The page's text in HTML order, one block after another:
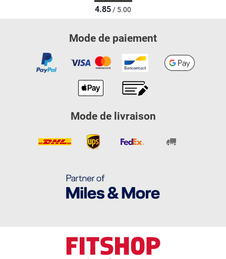
4.85/ 5.00
Mode de paiement
Mode de livraison